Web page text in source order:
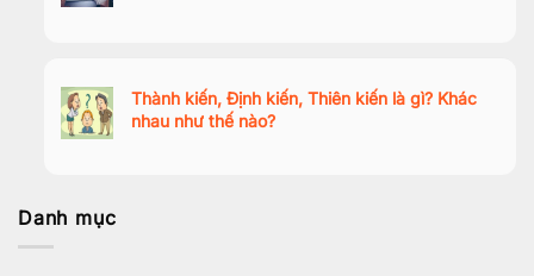
Thành kiến, Định kiến, Thiên kiến là gì? Khác
nhau như thế nào?
Danh mục